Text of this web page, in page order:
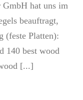
GmbH hat uns im
beauftragt,
(feste Platten):
140 best wood
[...]